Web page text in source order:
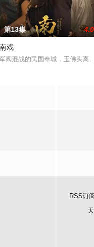
城南安相遇相知，他们决心
第13集 4.0
戏
阀混战的民国奉城，玉佛头离
RSS订